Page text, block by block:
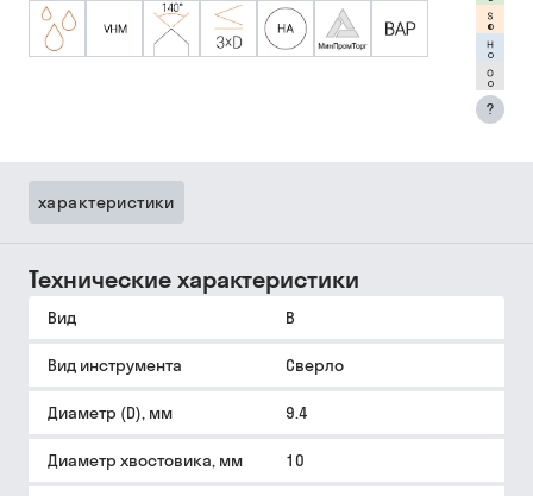
?
характеристики
Технические характеристики
Вид B
Вид инструмента Сверло
Диаметр (D), мм 9.4
Диаметр хвостовика, мм 10